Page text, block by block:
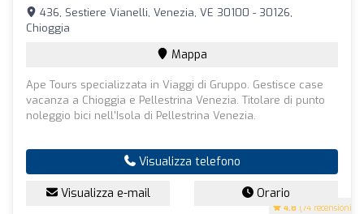
4.8 (74 recensioni)
436, Sestiere Vianelli, Venezia, VE 30100 - 30126,
Chioggia
Mappa
Ape Tours specializzata in Viaggi di Gruppo. Gestisce case
vacanza a Chioggia e Pellestrina Venezia. Titolare di punto
noleggio bici nell'Isola di Pellestrina Venezia.
Visualizza telefono
Visualizza e-mail Orario